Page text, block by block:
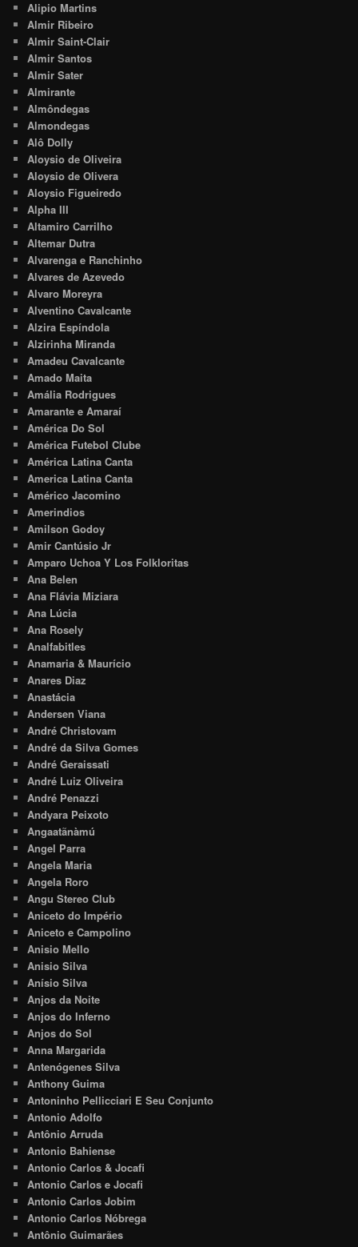
Alipio Martins
Almir Ribeiro
Almir Saint-Clair
Almir Santos
Almir Sater
Almirante
Almôndegas
Almondegas
Alô Dolly
Aloysio de Oliveira
Aloysio de Olivera
Aloysio Figueiredo
Alpha III
Altamiro Carrilho
Altemar Dutra
Alvarenga e Ranchinho
Alvares de Azevedo
Alvaro Moreyra
Alventino Cavalcante
Alzira Espíndola
Alzirinha Miranda
Amadeu Cavalcante
Amado Maita
Amália Rodrigues
Amarante e Amaraí
América Do Sol
América Futebol Clube
América Latina Canta
America Latina Canta
Américo Jacomino
Amerindios
Amilson Godoy
Amir Cantúsio Jr
Amparo Uchoa Y Los Folkloritas
Ana Belen
Ana Flávia Miziara
Ana Lúcia
Ana Rosely
Analfabitles
Anamaria & Maurício
Anares Diaz
Anastácia
Andersen Viana
André Christovam
André da Silva Gomes
André Geraissati
André Luiz Oliveira
André Penazzi
Andyara Peixoto
Angaatãnàmú
Angel Parra
Angela Maria
Angela Roro
Angu Stereo Club
Aniceto do Império
Aniceto e Campolino
Anisio Mello
Anisio Silva
Anísio Silva
Anjos da Noite
Anjos do Inferno
Anjos do Sol
Anna Margarida
Antenógenes Silva
Anthony Guima
Antoninho Pellicciari E Seu Conjunto
Antonio Adolfo
Antônio Arruda
Antonio Bahiense
Antonio Carlos & Jocafi
Antonio Carlos e Jocafi
Antonio Carlos Jobim
Antonio Carlos Nóbrega
Antônio Guimarães